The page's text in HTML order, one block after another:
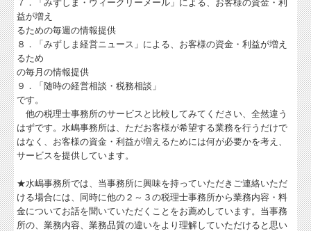
ウィークリーメール
小冊子プレゼント
【無料】財務分析サービス
財務分析シート
しごとの知恵袋
社長メニューASP版
TKCシステムQ&A
経営革新等支援機関とは
７．「みずしま・ウィークリーメール」による、お客様の資金・利
益が増え
るための毎週の情報提供
８．「みずしま経営ニュース」による、お客様の資金・利益が増え
るため
の毎月の情報提供
９．「随時の経営相談・税務相談」
です。
他の税理士事務所のサービスと比較してみてください、全然違う
はずです。水嶋事務所は、ただお客様が希望する業務を行うだけで
はなく、お客様の資金・利益が増えるためには何が必要かを考え、
サービスを提供しています。
★水嶋事務所では、当事務所に興味を持っていただきご連絡いただ
ける場合には、同時に他の２～３の税理士事務所から業務内容・料
金についてお話を聞いていただくことをお薦めしています。当事務
所の、業務内容、業務品質の違いをより理解していただけると思い